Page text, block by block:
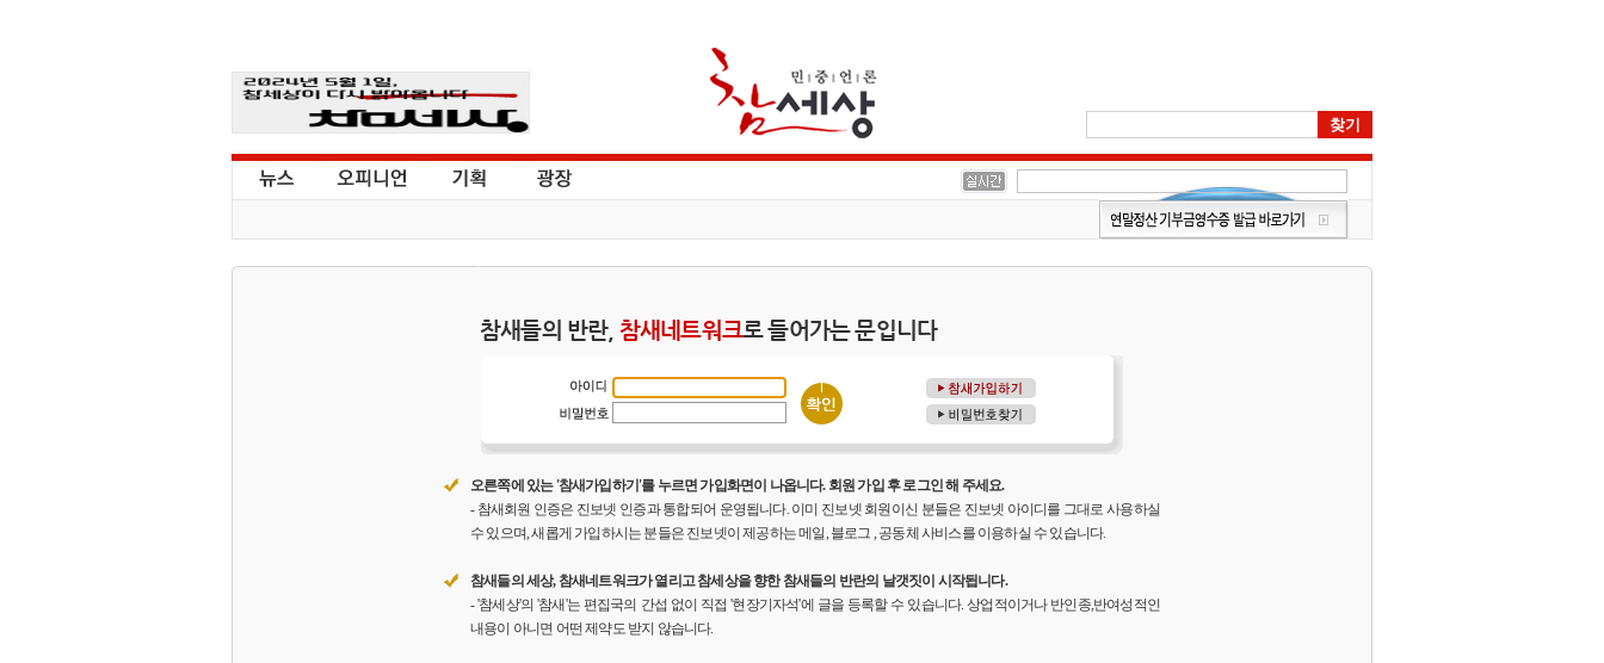
참새들의 반란, 참새네트워크로 들어가는 문입니다
오른쪽에 있는 '참새가입하기'를 누르면 가입화면이 나옵니다. 회원 가입 후 로그인 해 주세요.
- 참새회원 인증은 진보넷 인증과 통합되어 운영됩니다. 이미 진보넷 회원이신 분들은 진보넷 아이디를 그대로 사용하실
수 있으며, 새롭게 가입하시는 분들은 진보넷이 제공하는 메일, 블로그 , 공동체 사비스를 이용하실 수 있습니다.
참새들의 세상, 참새네트워크가 열리고 참세상을 향한 참새들의 반란의 날갯짓이 시작됩니다.
- '참세상'의 '참새'는 편집국의 간섭 없이 직접 '현장기자석'에 글을 등록할 수 있습니다. 상업적이거나 반인종,반여성적인
내용이 아니면 어떤 제약도 받지 않습니다.